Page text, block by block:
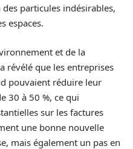
particules indésirables,
espaces.
et de la
révélé que les entreprises
pouvaient réduire leur
30 à 50 %, ce qui
sur les factures
une bonne nouvelle
mais également un pas en